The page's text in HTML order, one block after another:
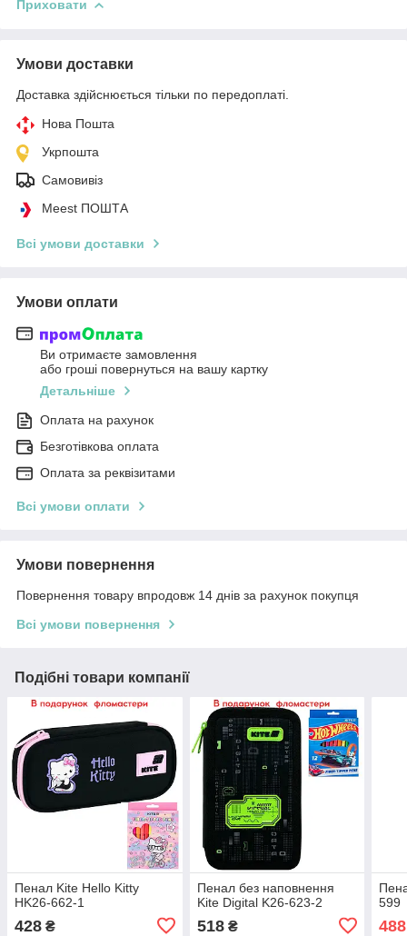
Приховати
Умови доставки
Доставка здійснюється тільки по передоплаті.
Нова Пошта
Укрпошта
Самовивіз
Meest ПОШТА
Всі умови доставки
Умови оплати
Ви отримаєте замовлення
або гроші повернуться на вашу картку
Детальніше
Оплата на рахунок
Безготівкова оплата
Оплата за реквізитами
Всі умови оплати
Умови повернення
Повернення товару впродовж 14 днів за рахунок покупця
Всі умови повернення
Подібні товари компанії
Пенал Kite Hello Kitty
HK26-662-1
428 ₴
Пенал без наповнення
Kite Digital K26-623-2
518₴
599